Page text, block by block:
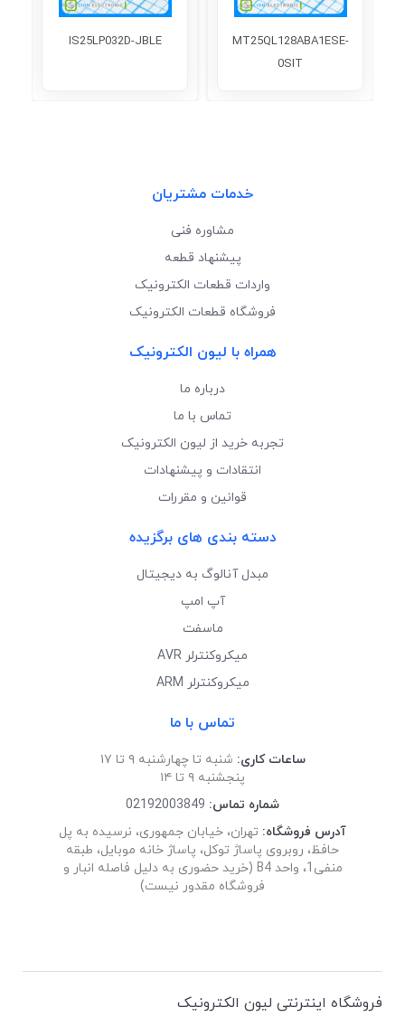
MT25QL128ABA1ESE-
0SIT
IS25LP032D-JBLE
خدمات مشتریان
مشاوره فنی
پیشنهاد قطعه
واردات قطعات الکترونیک
فروشگاه قطعات الکترونیک
همراه با لیون الکترونیک
درباره ما
تماس با ما
تجربه خرید از لیون الکترونیک
انتقادات و پیشنهادات
قوانین و مقررات
دسته بندی های برگزیده
مبدل آنالوگ به دیجیتال
آپ امپ
ماسفت
میکروکنترلر AVR
میکروکنترلر ARM
تماس با ما
ساعات کاری: شنبه تا چهارشنبه ۹ تا ۱۷
پنجشنبه ۹ تا ۱۴
شماره تماس: 02192003849
آدرس فروشگاه: تهران، خیابان جمهوری، نرسیده به پل
حافظ، روبروی پاساژ توکل، پاساژ خانه موبایل، طبقه
منفی1، واحد B4 (خرید حضوری به دلیل فاصله انبار و
فروشگاه مقدور نیست)
فروشگاه اینترنتی لیون الکترونیک